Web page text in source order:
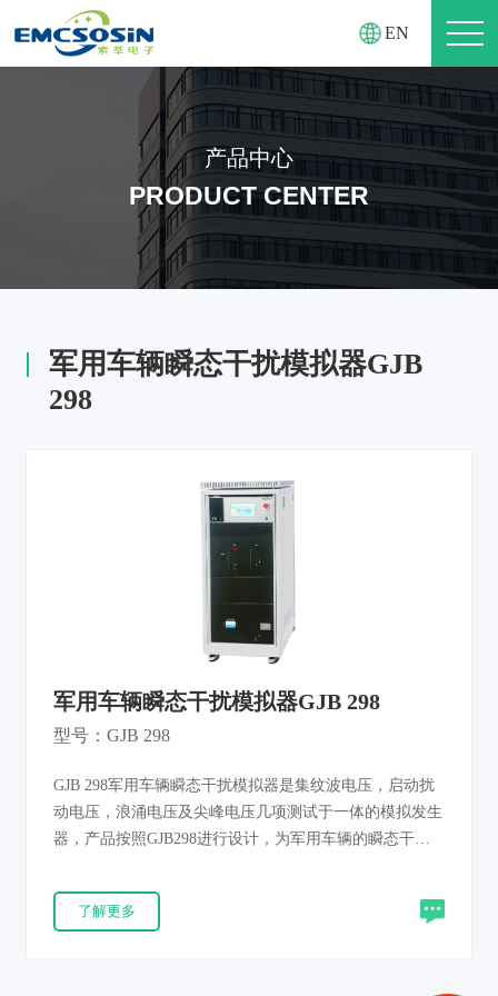
EN
产品中心
PRODUCT CENTER
军用车辆瞬态干扰模拟器GJB
298
军用车辆瞬态干扰模拟器GJB 298
型号：GJB 298
GJB 298军用车辆瞬态干扰模拟器是集纹波电压，启动扰
动电压，浪涌电压及尖峰电压几项测试于一体的模拟发生
器，产品按照GJB298进行设计，为军用车辆的瞬态干扰
态工作时，在一定的电压范围内规则的或不规则的或两者
兼而有之的电压变化。 起动扰动电压是指由于起动电动
了解更多